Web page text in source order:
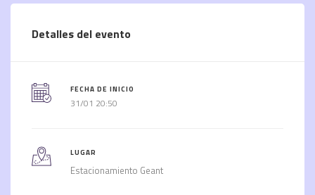
Detalles del evento
FECHA DE INICIO
31/01 20:50
LUGAR
Estacionamiento Geant